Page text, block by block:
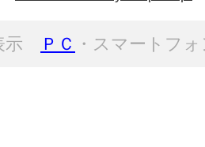
示 ＰＣ ・スマートフ